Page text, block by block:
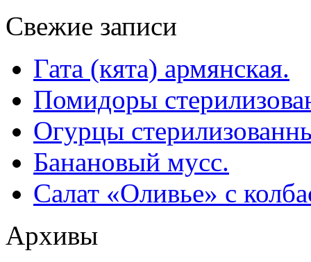
Свежие записи
Гата (кята) армянская.
Помидоры
Огурцы
Банановый мусс.
Салат «Оливье» с
Архивы